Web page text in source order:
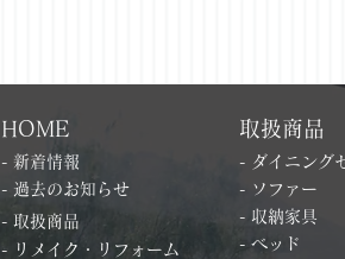
HOME
- 新着情報
- 過去のお知らせ
- 取扱商品
- リメイク・リフォーム
取扱商品
- ダイニング
- ソファー
- 収納家具
- ベッド